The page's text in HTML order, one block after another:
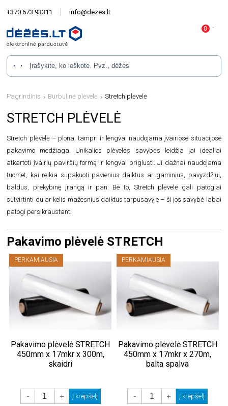
+370 673 93311 info@dezes.lt
Pagrindinis Burbulinė plėvelė Stretch plėvelė
STRETCH PLĖVELĖ
Stretch plėvelė – plona, tampri ir lengvai naudojama įvairiose situacijose
pakavimo medžiaga. Unikalios plėvelės savybės leidžia jai idealiai
atkartoti įvairių paviršių formą ir lengvai priglusti. Ji dažnai naudojama
tuomet, kai reikia supakuoti pavienius daiktus ar gaminius, pavyzdžiui,
baldus, prekybinę įrangą ir pan. Be to, Stretch plėvelė gali patogiai
sutvirtinti du ar kelis mažesnius daiktus tarpusavyje – ši jos savybė labai
patogi persikraustant.
Pakavimo plėvelė STRETCH
PERKAMIAUSIA
Pakavimo plėvelė STRETCH
450mm x 17mkr x 300m,
skaidri
+ Į krepšelį
PERKAMIAUSIA
Pakavimo plėvelė STRETCH
450mm x 17mkr x 270m,
balta spalva
+ Į krepšelį